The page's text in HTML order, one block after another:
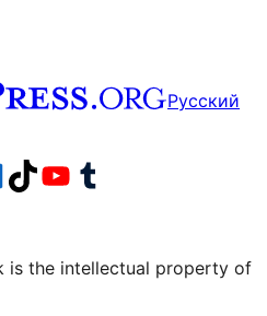
Русский
Instagram
страницу в LinkedIn
Посетите нашу учётную запись в TikTok
Посетите наш канал YouTube
Посетите нашу учётную запись в Tumblr
is the intellectual property of